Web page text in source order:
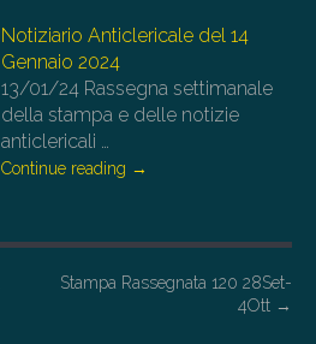
Notiziario Anticlericale del 14
Gennaio 2024
13/01/24 Rassegna settimanale
della stampa e delle notizie
anticlericali
Continue reading →
Stampa Rassegnata 120 28Set-
4Ott →